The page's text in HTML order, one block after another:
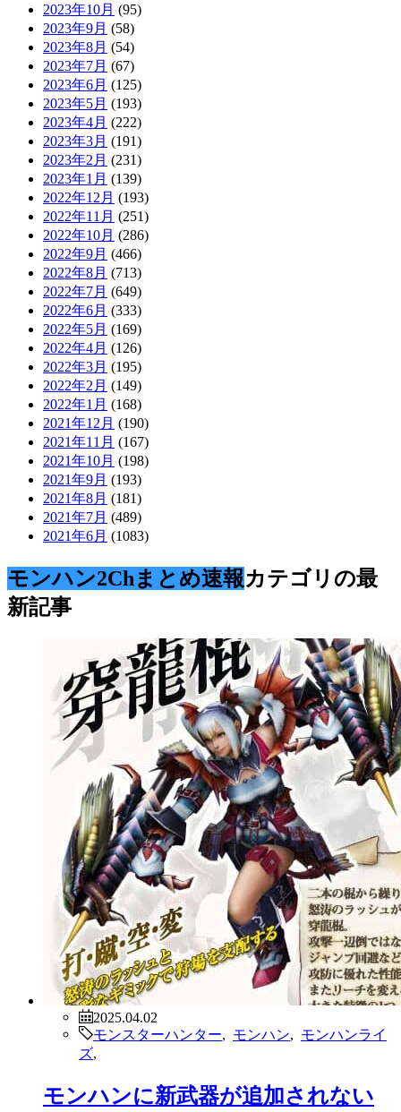
2023年10月 (95)
2023年9月 (58)
2023年8月 (54)
2023年7月 (67)
2023年6月 (125)
2023年5月 (193)
2023年4月 (222)
2023年3月 (191)
2023年2月 (231)
2023年1月 (139)
2022年12月 (193)
2022年11月 (251)
2022年10月 (286)
2022年9月 (466)
2022年8月 (713)
2022年7月 (649)
2022年6月 (333)
2022年5月 (169)
2022年4月 (126)
2022年3月 (195)
2022年2月 (149)
2022年1月 (168)
2021年12月 (190)
2021年11月 (167)
2021年10月 (198)
2021年9月 (193)
2021年8月 (181)
2021年7月 (489)
2021年6月 (1083)
モンハン2Chまとめ速報カテゴリの最
新記事
2025.04.02
モンスターハンター
モンハン
モンハンライ
ズ
モンハンに新武器が追加されない